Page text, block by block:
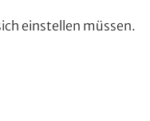
einstellen müssen.